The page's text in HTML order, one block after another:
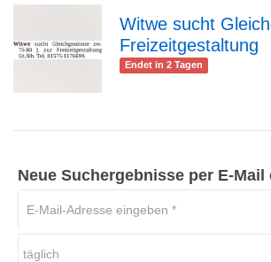
zur
Witwe sucht
Freizeitgestaltung
Endet in 2 Tagen
Neue Suchergebnisse per E-Mail
Adresse
täglich